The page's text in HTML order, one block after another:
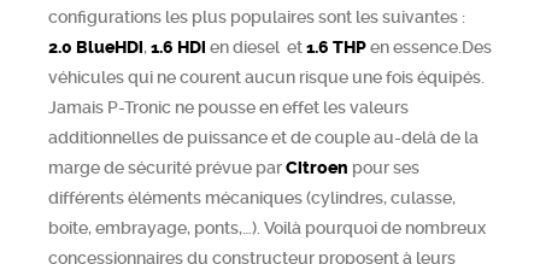
configurations les plus populaires sont les suivantes :
2.0 BlueHDi,1.6 HDi en diesel et1.6 THPen essence.Des
véhicules qui ne courent aucun risque une fois équipés.
Jamais P-Tronic ne pousse en effet les valeurs
additionnelles de puissance et de couple au-delà de la
marge de sécurité prévue parCitroen pour ses
différents éléments mécaniques (cylindres, culasse,
boite, embrayage, ponts,…). Voilà pourquoi de nombreux
concessionnaires du constructeur proposent à leurs